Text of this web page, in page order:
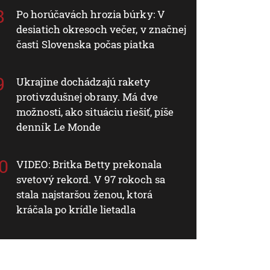
Po horúčavách hrozia búrky: V
desiatich okresoch večer, v značnej
časti Slovenska počas piatka
Ukrajine dochádzajú rakety
protivzdušnej obrany. Má dve
možnosti, ako situáciu riešiť, píše
denník Le Monde
VIDEO: Britka Betty prekonala
svetový rekord. V 97 rokoch sa
stala najstaršou ženou, ktorá
kráčala po krídle lietadla